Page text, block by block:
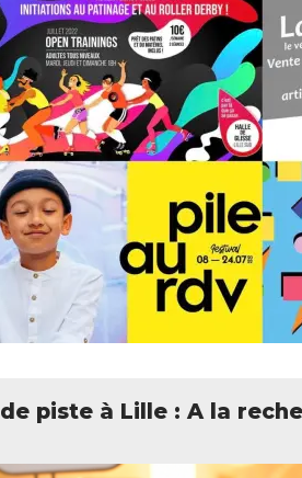
piste à Lille : A la